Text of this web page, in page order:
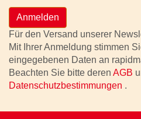
Anmelden
Für den Versand unserer
Mit Ihrer Anmeldung stimmen
eingegebenen Daten an
Beachten Sie bitte deren AGB
Datenschutzbestimmungen .